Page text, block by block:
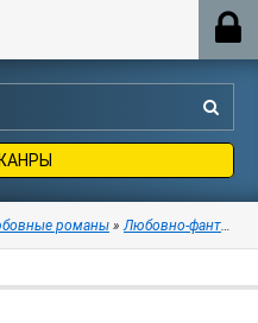
романы »Любовно-